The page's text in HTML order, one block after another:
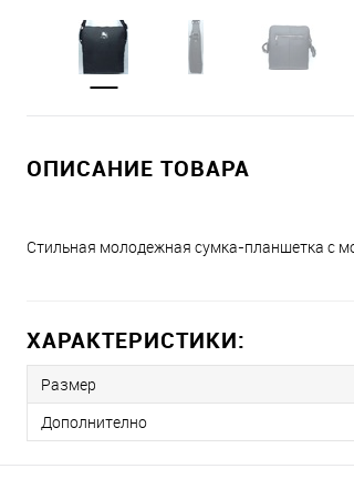
ОПИСАНИЕ ТОВАРА
Стильная молодежная сумка-планшетка с
ХАРАКТЕРИСТИКИ:
Размер
Дополнително